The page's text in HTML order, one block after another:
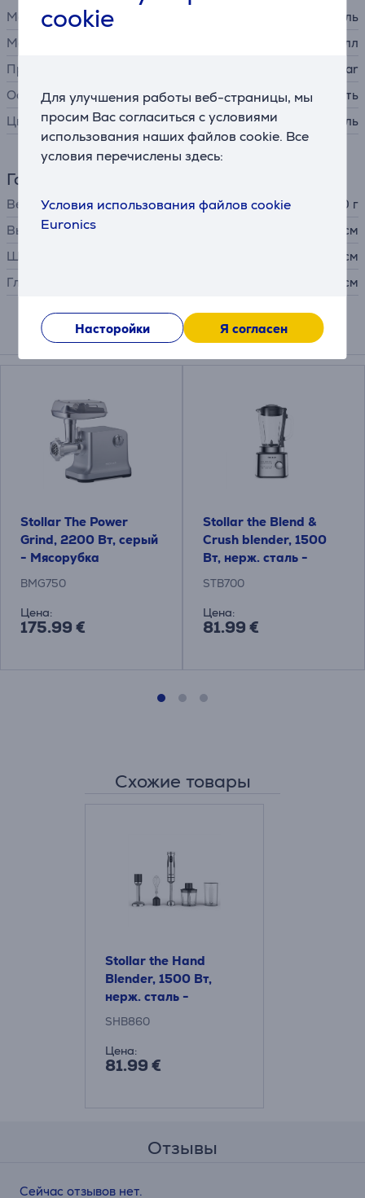
cookie
Для улучшения работы веб-страницы, мы
просим Вас согласиться с условиями
использования наших файлов cookie. Все
условия перечислены здесь:
Условия использования файлов cookie
Euronics
Насторойки Я согласен
Материал лезвия
нержавеющая сталь
Материал ножки
металл
Производитель
Stollar
Особенности
регулируемая скорость
Цвет
черный, нержавеющая сталь
Габариты
Вес
1150 г
Высота
42 см
Ширина
6 см
Глубина
5,6 см
Подходящие товары
Stollar The Power
Grind, 2200 Вт, серый
- Мясорубка
BMG750
Цена:
175.99 €
Stollar the Blend &
Crush blender, 1500
Вт, нерж. сталь -
Блендер
STB700
Цена:
81.99 €
Схожие товары
Stollar the Hand
Blender, 1500 Вт,
нерж. сталь -
Погружной блендер
SHB860
Цена:
81.99 €
Отзывы
Сейчас отзывов нет.